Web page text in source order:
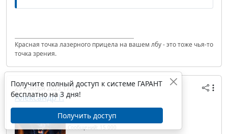
Красная точка лазерного прицела на вашем лбу - это тоже чья-то
точка зрения.
25 ноября 2022 17:47
Александр Г.
Дата регистрации: 29.04.2008
Сообщений: 15 000
Получите полный доступ к системе ГАРАНТ
бесплатно на 3 дня!
Получить доступ